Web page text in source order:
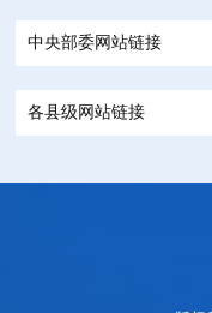
中央部委网站链接
各县级网站链接